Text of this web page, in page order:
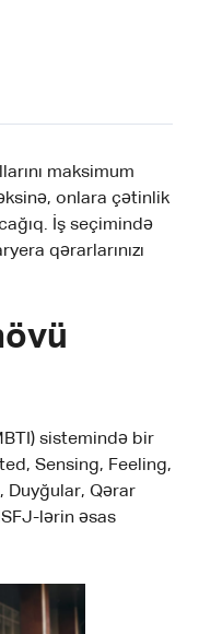
maksimum
onlara çətinlik
İş seçimində
qərarlarınızı
sistemində bir
Sensing, Feeling,
Duyğular, Qərar
lərin əsas